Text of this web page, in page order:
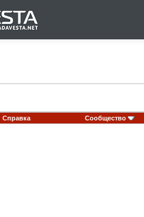
Справка Сообщество